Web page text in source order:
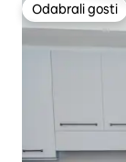
Odabrali gosti
Odabrali gosti